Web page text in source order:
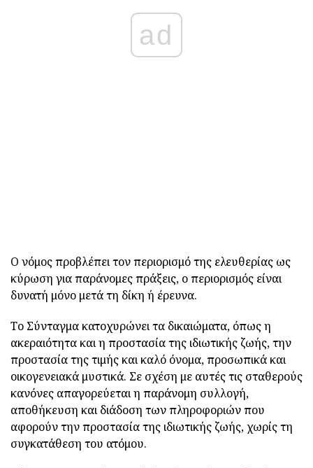
ad
Ο νόμος προβλέπει τον περιορισμό της ελευθερίας ως
κύρωση για παράνομες πράξεις, ο περιορισμός είναι
δυνατή μόνο μετά τη δίκη ή έρευνα.
Το Σύνταγμα κατοχυρώνει τα δικαιώματα, όπως η
ακεραιότητα και η προστασία της ιδιωτικής ζωής, την
προστασία της τιμής και καλό όνομα, προσωπικά και
οικογενειακά μυστικά. Σε σχέση με αυτές τις σταθερούς
κανόνες απαγορεύεται η παράνομη συλλογή,
αποθήκευση και διάδοση των πληροφοριών που
αφορούν την προστασία της ιδιωτικής ζωής, χωρίς τη
συγκατάθεση του ατόμου.